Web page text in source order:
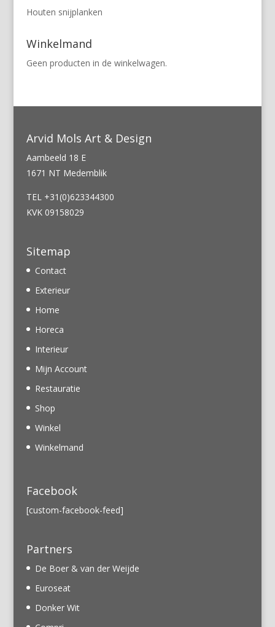
Houten snijplanken
Winkelmand
Geen producten in de winkelwagen.
Arvid Mols Art & Design
Aambeeld 18 E
1671 NT Medemblik
TEL +31(0)623344300
KVK 09158029
Sitemap
Contact
Exterieur
Home
Horeca
Interieur
Mijn Account
Restauratie
Shop
Winkel
Winkelmand
Facebook
[custom-facebook-feed]
Partners
De Boer & van der Weijde
Euroseat
Donker Wit